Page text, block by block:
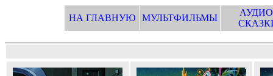
НА ГЛАВНУЮ МУЛЬТФИЛЬМЫ